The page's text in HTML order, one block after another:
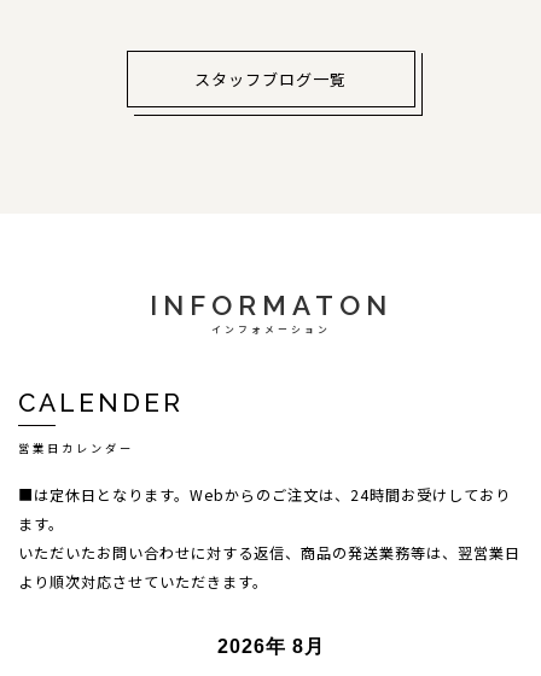
スタッフブログ一覧
INFORMATON
インフォメーション
CALENDER
営業日カレンダー
■は定休日となります。Webからのご注文は、24時間お受けしており
ます。
いただいたお問い合わせに対する返信、商品の発送業務等は、翌営業日
より順次対応させていただきます。
2026年 8月